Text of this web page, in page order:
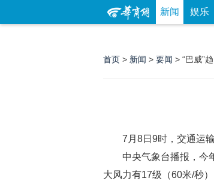
新闻 娱乐
首页 > 新闻 > 要闻 > “巴威”
7月8日9时，交通运
中央气象台播报，今
大风力有17级（60米/秒